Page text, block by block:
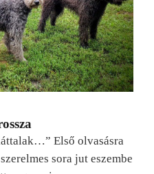
Első olvasásra
sora jut eszembe